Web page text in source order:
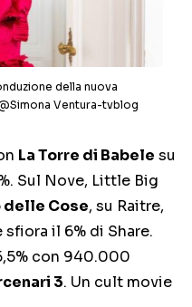
della nuova
Ventura-tvblog
La Torre di Babele su
Sul Nove, Little Big
delle Cose, su Raitre,
il 6% di Share.
con 940.000
3. Un cult movie